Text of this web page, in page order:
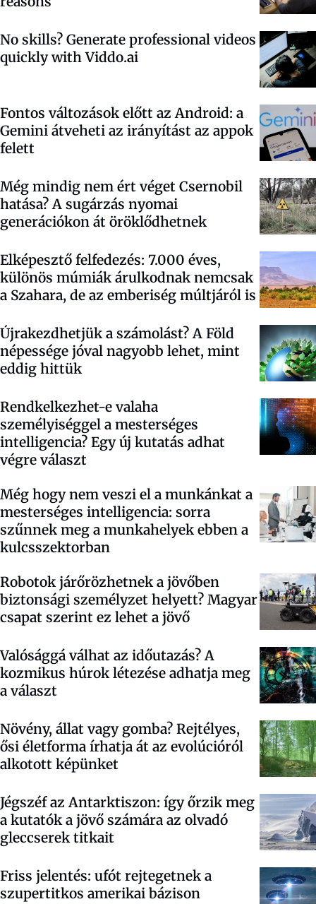
No skills? Generate professional videos
quickly with Viddo.ai
Fontos változások előtt az Android: a
Gemini átveheti az irányítást az appok
felett
Még mindig nem ért véget Csernobil
hatása? A sugárzás nyomai
generációkon át öröklődhetnek
Elképesztő felfedezés: 7.000 éves,
különös múmiák árulkodnak nemcsak
a Szahara, de az emberiség múltjáról is
Újrakezdhetjük a számolást? A Föld
népessége jóval nagyobb lehet, mint
eddig hittük
Rendkelkezhet-e valaha
személyiséggel a mesterséges
intelligencia? Egy új kutatás adhat
végre választ
Még hogy nem veszi el a munkánkat a
mesterséges intelligencia: sorra
szűnnek meg a munkahelyek ebben a
kulcsszektorban
Robotok járőrözhetnek a jövőben
biztonsági személyzet helyett? Magyar
csapat szerint ez lehet a jövő
Valósággá válhat az időutazás? A
kozmikus húrok létezése adhatja meg
a választ
Növény, állat vagy gomba? Rejtélyes,
ősi életforma írhatja át az evolúcióról
alkotott képünket
Jégszéf az Antarktiszon: így őrzik meg
a kutatók a jövő számára az olvadó
gleccserek titkait
Friss jelentés: ufót rejtegetnek a
szupertitkos amerikai bázison